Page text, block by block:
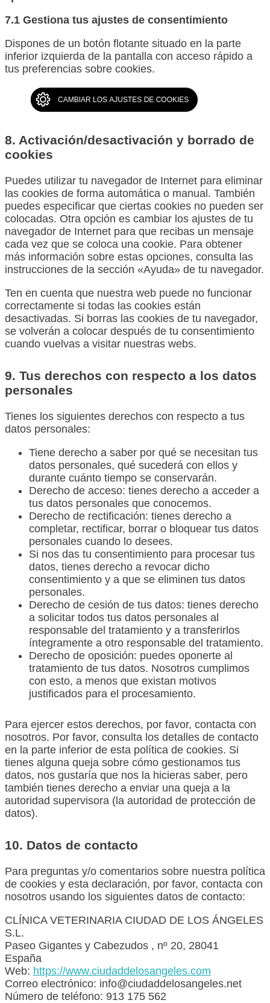
7.1 Gestiona tus ajustes de consentimiento
Dispones de un botón flotante situado en la parte
inferior izquierda de la pantalla con acceso rápido a
tus preferencias sobre cookies.
8. Activación/desactivación y borrado de
cookies
Puedes utilizar tu navegador de Internet para eliminar
las cookies de forma automática o manual. También
puedes especificar que ciertas cookies no pueden ser
colocadas. Otra opción es cambiar los ajustes de tu
navegador de Internet para que recibas un mensaje
cada vez que se coloca una cookie. Para obtener
más información sobre estas opciones, consulta las
instrucciones de la sección «Ayuda» de tu navegador.
Ten en cuenta que nuestra web puede no funcionar
correctamente si todas las cookies están
desactivadas. Si borras las cookies de tu navegador,
se volverán a colocar después de tu consentimiento
cuando vuelvas a visitar nuestras webs.
9. Tus derechos con respecto a los datos
personales
Tienes los siguientes derechos con respecto a tus
datos personales:
Tiene derecho a saber por qué se necesitan tus
datos personales, qué sucederá con ellos y
durante cuánto tiempo se conservarán.
Derecho de acceso: tienes derecho a acceder a
tus datos personales que conocemos.
Derecho de rectificación: tienes derecho a
completar, rectificar, borrar o bloquear tus datos
personales cuando lo desees.
Si nos das tu consentimiento para procesar tus
datos, tienes derecho a revocar dicho
consentimiento y a que se eliminen tus datos
personales.
Derecho de cesión de tus datos: tienes derecho
a solicitar todos tus datos personales al
responsable del tratamiento y a transferirlos
íntegramente a otro responsable del tratamiento.
Derecho de oposición: puedes oponerte al
tratamiento de tus datos. Nosotros cumplimos
con esto, a menos que existan motivos
justificados para el procesamiento.
Para ejercer estos derechos, por favor, contacta con
nosotros. Por favor, consulta los detalles de contacto
en la parte inferior de esta política de cookies. Si
tienes alguna queja sobre cómo gestionamos tus
datos, nos gustaría que nos la hicieras saber, pero
también tienes derecho a enviar una queja a la
autoridad supervisora (la autoridad de protección de
datos).
10. Datos de contacto
Para preguntas y/o comentarios sobre nuestra política
de cookies y esta declaración, por favor, contacta con
nosotros usando los siguientes datos de contacto:
CLÍNICA VETERINARIA CIUDAD DE LOS ÁNGELES
S.L.
Paseo Gigantes y Cabezudos , nº 20, 28041
España
Web: https://www.ciudaddelosangeles.com
Correo electrónico: info@ciudaddelosangeles.net
Número de teléfono: 913 175 562